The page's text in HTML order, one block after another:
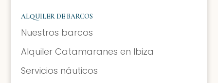
ALQUILER DE BARCOS
Nuestros barcos
Alquiler Catamaranes en Ibiza
Servicios náuticos